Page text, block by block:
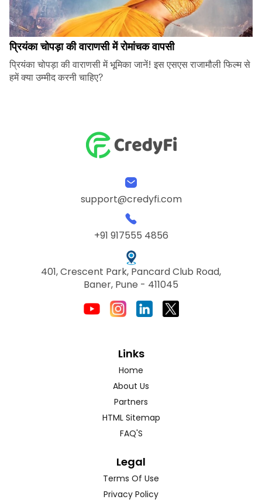
प्रियंका चोपड़ा की वाराणसी में रोमांचक वापसी
प्रियंका चोपड़ा की वाराणसी में भूमिका जानें! इस एसएस राजामौली फिल्म से
हमें क्या उम्मीद करनी चाहिए?
support@credyfi.com
+91 917555 4856
401, Crescent Park, Pancard Club Road,
Baner, Pune - 411045
Links
Home
About Us
Partners
HTML Sitemap
FAQ'S
Legal
Terms Of Use
Privacy Policy